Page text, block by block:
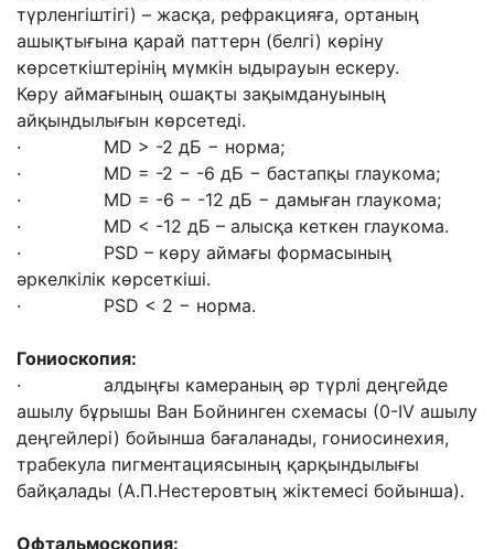
түрленгіштігі) – жасқа, рефракцияға, ортаның
ашықтығына қарай паттерн (белгі) көріну
көрсеткіштерінің мүмкін ыдырауын ескеру.
Көру аймағының ошақты зақымдануының
айқындылығын көрсетеді.
· MD > -2 дБ − норма;
· MD = -2 − -6 дБ − бастапқы глаукома;
· MD = -6 − -12 дБ − дамыған глаукома;
· MD < -12 дБ – алысқа кеткен глаукома.
· PSD – көру аймағы формасының
әркелкілік көрсеткіші.
· PSD < 2 − норма.
Гониоскопия:
· алдыңғы камераның әр түрлі деңгейде
ашылу бұрышы Ван Бойнинген схемасы (0-IV ашылу
деңгейлері) бойынша бағаланады, гониосинехия,
трабекула пигментациясының қарқындылығы
байқалады (А.П.Нестеровтың жіктемесі бойынша).
Офтальмоскопия: